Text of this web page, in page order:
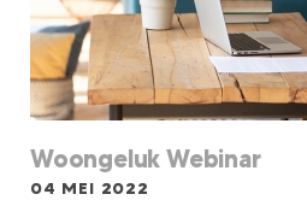
Woongeluk Webinar
04 MEI 2022